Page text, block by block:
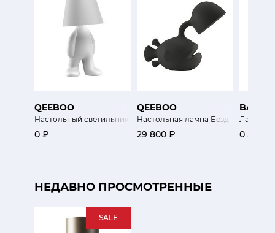
QEEBOO
Настольный светильник Том (Милые братья)
0 ₽
QEEBOO
Настольная лампа Бездна Черная
29 800 ₽
Лампа
0 ₽
НЕДАВНО ПРОСМОТРЕННЫЕ
SALE